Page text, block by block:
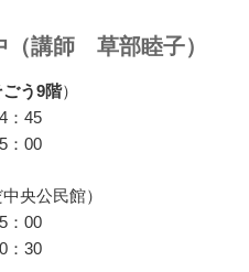
（講師 草部睦子）
ごう9階）
：45
：00
央公民館）
：00
：30